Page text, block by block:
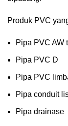
Produk PVC
Pipa PVC AW
Pipa PVC D
Pipa PVC
Pipa conduit
Pipa drainase